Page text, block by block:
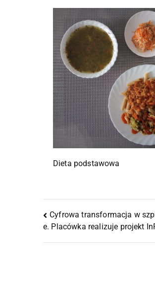
Dieta podstawowa
Cyfrowa transformacja w
e. Placówka realizuje projekt